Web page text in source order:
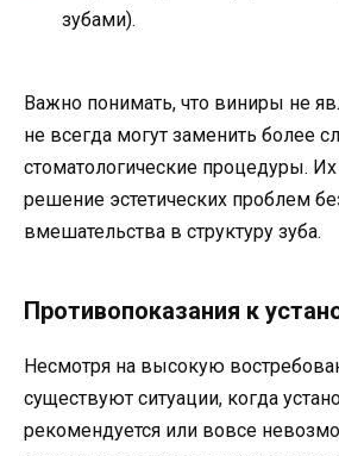
зубами).
Важно понимать, что виниры не
не всегда могут заменить более
стоматологические процедуры.
решение эстетических проблем
вмешательства в структуру зуба.
Противопоказания к
Несмотря на высокую
существуют ситуации, когда
рекомендуется или вовсе